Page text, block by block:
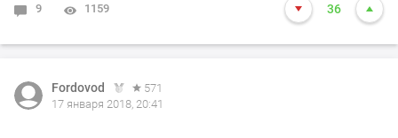
9 1159 36
Fordovod
571
17 января 2018, 20:41